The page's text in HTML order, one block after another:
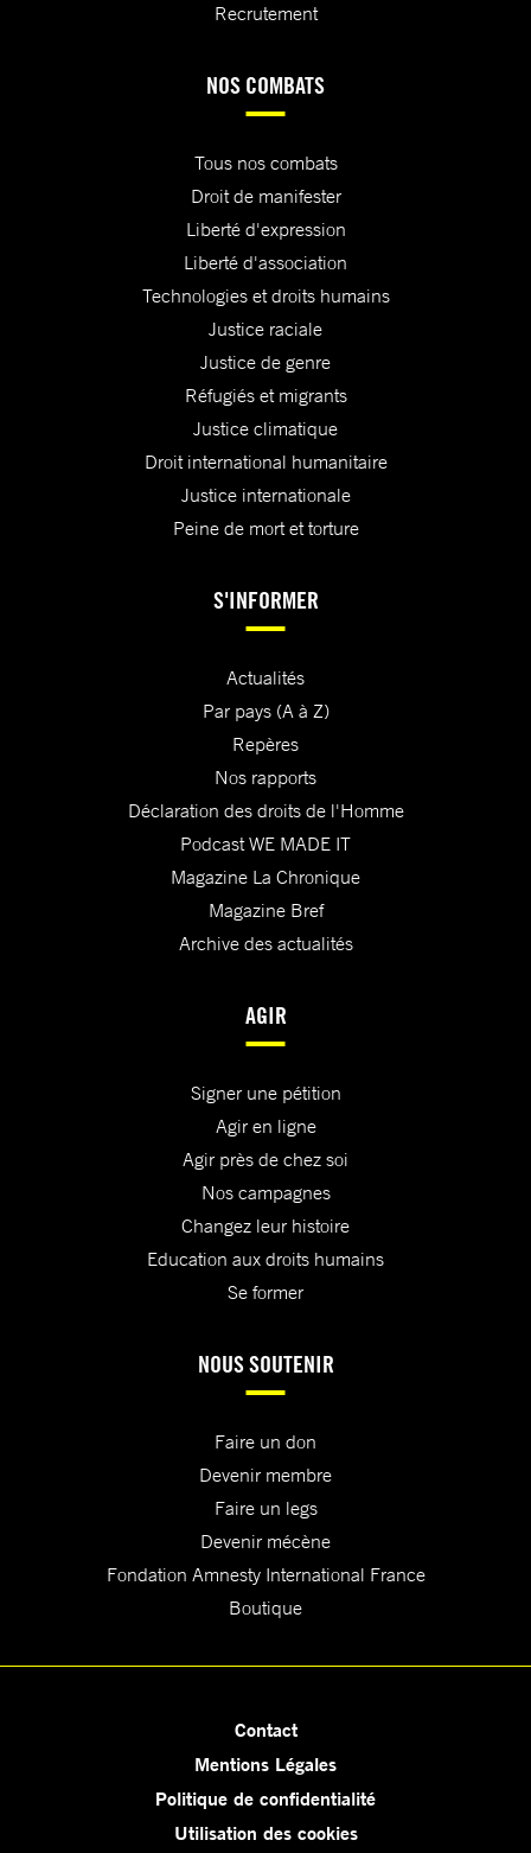
Recrutement
NOS COMBATS
Tous nos combats
Droit de manifester
Liberté d'expression
Liberté d'association
Technologies et droits humains
Justice raciale
Justice de genre
Réfugiés et migrants
Justice climatique
Droit international humanitaire
Justice internationale
Peine de mort et torture
S'INFORMER
Actualités
Par pays (A à Z)
Repères
Nos rapports
Déclaration des droits de l'Homme
Podcast WE MADE IT
Magazine La Chronique
Magazine Bref
Archive des actualités
AGIR
Signer une pétition
Agir en ligne
Agir près de chez soi
Nos campagnes
Changez leur histoire
Education aux droits humains
Se former
NOUS SOUTENIR
Faire un don
Devenir membre
Faire un legs
Devenir mécène
Fondation Amnesty International France
Boutique
Contact
Mentions Légales
Politique de confidentialité
Utilisation des cookies